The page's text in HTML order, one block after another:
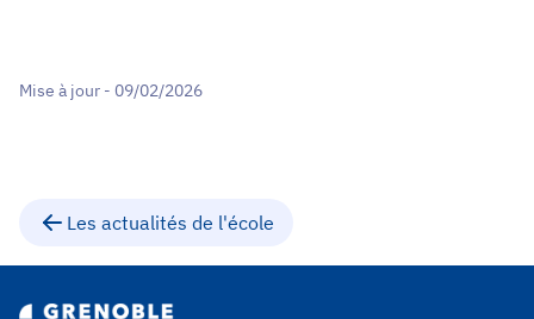
Mise à jour - 09/02/2026
Les actualités de l'école